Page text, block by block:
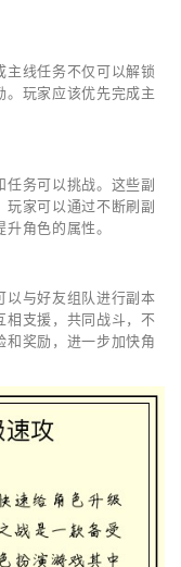
主线任务不仅可以解锁
。玩家应该优先完成主
任务可以挑战。这些副
玩家可以通过不断刷副
角色的属性。
以与好友组队进行副本
相支援，共同战斗，不
和奖励，进一步加快角